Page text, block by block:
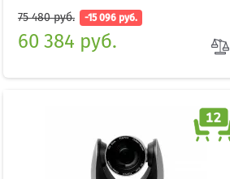
75 480 руб. -15 096 руб.
60 384 руб.